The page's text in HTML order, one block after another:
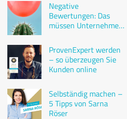
Negative
Bewertungen: Das
müssen Unternehmen
ProvenExpert werden
– so überzeugen Sie
Kunden online
Selbständig machen –
5 Tipps von Sarna
Röser